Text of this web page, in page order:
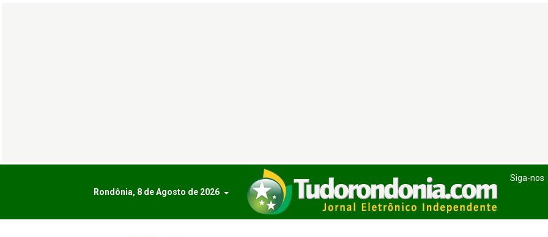
Rondônia, 8 de Agosto de 2026
Siga-nos